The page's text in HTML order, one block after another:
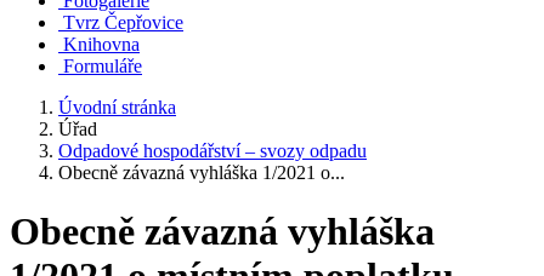
Tvrz Čepřovice
Knihovna
Formuláře
Úvodní stránka
Úřad
Odpadové hospodářství – svozy odpadu
Obecně závazná vyhláška 1/2021 o...
Obecně závazná vyhláška